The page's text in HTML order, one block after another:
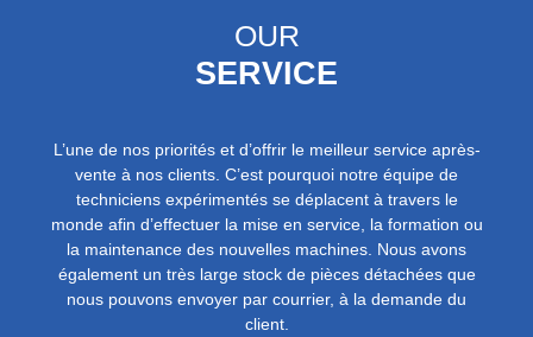
OUR
SERVICE
L’une de nos priorités et d’offrir le meilleur service après-
vente à nos clients. C’est pourquoi notre équipe de
techniciens expérimentés se déplacent à travers le
monde afin d’effectuer la mise en service, la formation ou
la maintenance des nouvelles machines. Nous avons
également un très large stock de pièces détachées que
nous pouvons envoyer par courrier, à la demande du
client.